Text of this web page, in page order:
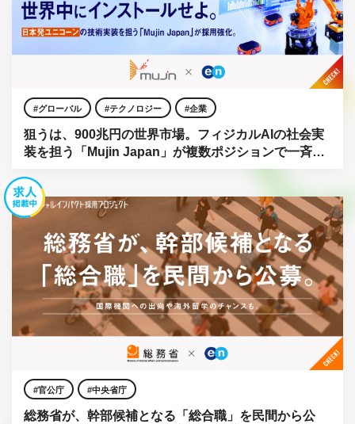
グローバル テクノロジー 企業
狙うは、900兆円の世界市場。フィジカルAIの社会実
装を担う「Mujin Japan」が複数ポジションで一斉公
官公庁 中央省庁
総務省が、幹部候補となる「総合職」を民間から公